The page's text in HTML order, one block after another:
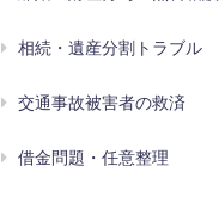
相続・遺産分割トラブル
交通事故被害者の救済
借金問題・任意整理